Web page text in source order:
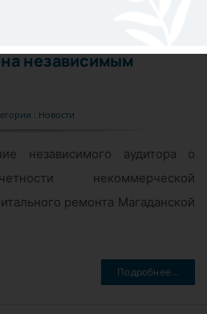
независимым
: Новости
независимого аудитора о
некоммерческой
ремонта Магаданской
Подробнее…